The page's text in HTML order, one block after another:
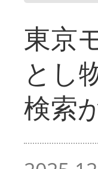
東京
とし
検索